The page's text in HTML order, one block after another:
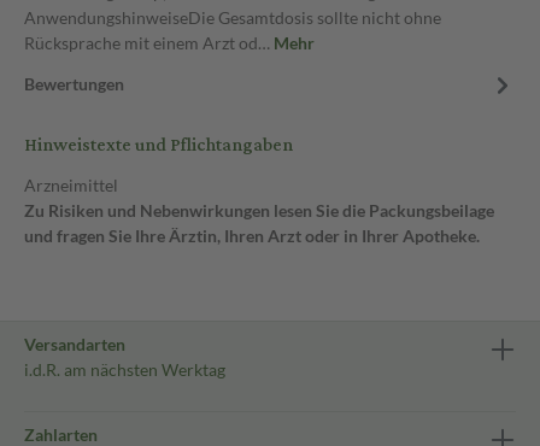
AnwendungshinweiseDie Gesamtdosis sollte nicht ohne
Rücksprache mit einem Arzt od… Mehr
Bewertungen
Hinweistexte und Pflichtangaben
Arzneimittel
Zu Risiken und Nebenwirkungen lesen Sie die Packungsbeilage
und fragen Sie Ihre Ärztin, Ihren Arzt oder in Ihrer Apotheke.
Versandarten
i.d.R. am nächsten Werktag
Zahlarten